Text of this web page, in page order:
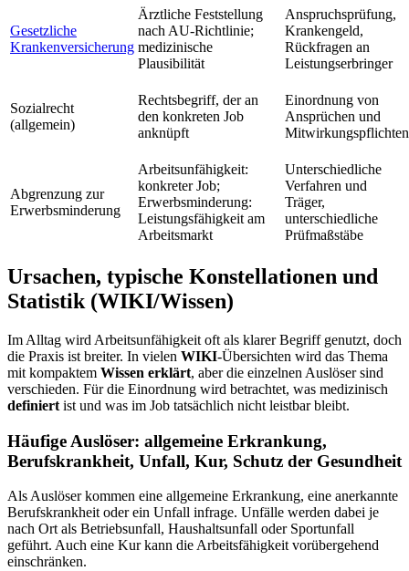
Gesetzliche
Krankenversicherung
Ärztliche Feststellung
nach AU-Richtlinie;
medizinische
Plausibilität
Anspruchsprüfung,
Krankengeld,
Rückfragen an
Leistungserbringer
Sozialrecht
(allgemein)
Rechtsbegriff, der an
den konkreten Job
anknüpft
Einordnung von
Ansprüchen und
Mitwirkungspflichten
Abgrenzung zur
Erwerbsminderung
Arbeitsunfähigkeit:
konkreter Job;
Erwerbsminderung:
Leistungsfähigkeit am
Arbeitsmarkt
Unterschiedliche
Verfahren und
Träger,
unterschiedliche
Prüfmaßstäbe
Ursachen, typische Konstellationen und
Statistik (WIKI/Wissen)
Im Alltag wird Arbeitsunfähigkeit oft als klarer Begriff genutzt, doch
die Praxis ist breiter. In vielen WIKI-Übersichten wird das Thema
mit kompaktem Wissen erklärt, aber die einzelnen Auslöser sind
verschieden. Für die Einordnung wird betrachtet, was medizinisch
definiert ist und was im Job tatsächlich nicht leistbar bleibt.
Häufige Auslöser: allgemeine Erkrankung,
Berufskrankheit, Unfall, Kur, Schutz der Gesundheit
Als Auslöser kommen eine allgemeine Erkrankung, eine anerkannte
Berufskrankheit oder ein Unfall infrage. Unfälle werden dabei je
nach Ort als Betriebsunfall, Haushaltsunfall oder Sportunfall
geführt. Auch eine Kur kann die Arbeitsfähigkeit vorübergehend
einschränken.